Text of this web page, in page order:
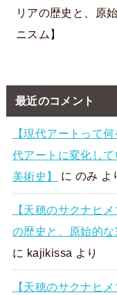
リアの歴史と、原
ニスム】
最近のコメント
【現代アートって
代アートに変化し
美術史】
に のみ よ
【天穂のサクナヒ
の歴史と、原始的な
に kajikissa より
【天穂のサクナヒ